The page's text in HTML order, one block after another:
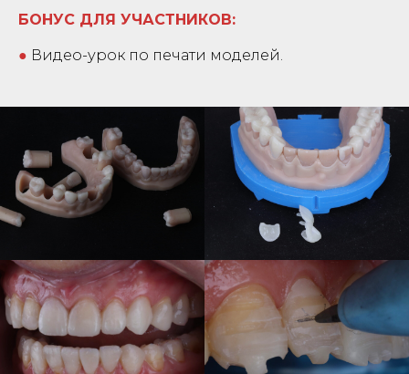
БОНУС ДЛЯ УЧАСТНИКОВ:
● Видео-урок по печати моделей.